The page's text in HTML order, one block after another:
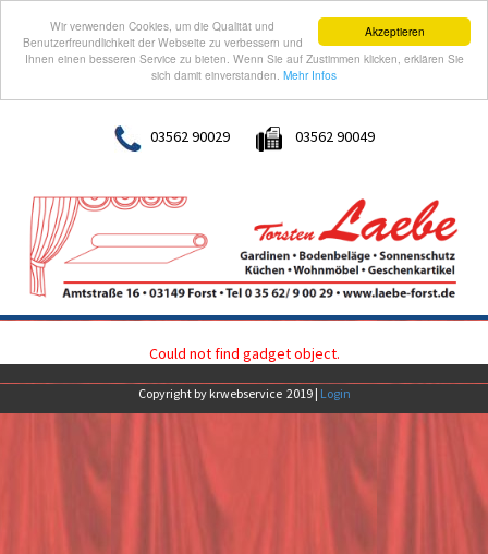
Akzeptieren
Wir verwenden Cookies, um die Qualität und
Benutzerfreundlichkeit der Webseite zu verbessern und
Ihnen einen besseren Service zu bieten. Wenn Sie auf Zustimmen klicken, erklären Sie
sich damit einverstanden. Mehr Infos
03562 90029 03562 90049
Could not find gadget object.
Copyright by krwebservice 2019 | Login